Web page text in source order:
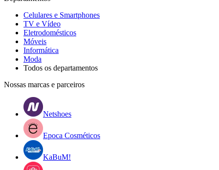
Celulares e Smartphones
TV e Vídeo
Eletrodomésticos
Móveis
Informática
Moda
Todos os departamentos
Nossas marcas e parceiros
Netshoes
Epoca Cosméticos
KaBuM!